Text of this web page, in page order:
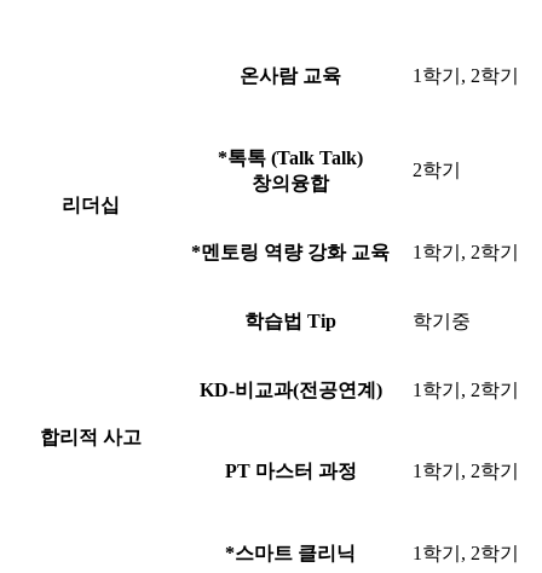
온사람 교육 1학기, 2학기
리더십
*톡톡 (Talk Talk)
창의융합
2학기
*멘토링 역량 강화 교육 1학기, 2학기
합리적 사고
학습법 Tip 학기중
KD-비교과(전공연계) 1학기, 2학기
PT 마스터 과정 1학기, 2학기
*스마트 클리닉 1학기, 2학기